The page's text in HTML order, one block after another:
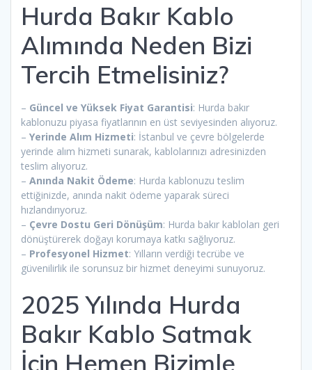
Hurda Bakır Kablo
Alımında Neden Bizi
Tercih Etmelisiniz?
– Güncel ve Yüksek Fiyat Garantisi: Hurda bakır
kablonuzu piyasa fiyatlarının en üst seviyesinden alıyoruz.
– Yerinde Alım Hizmeti: İstanbul ve çevre bölgelerde
yerinde alım hizmeti sunarak, kablolarınızı adresinizden
teslim alıyoruz.
– Anında Nakit Ödeme: Hurda kablonuzu teslim
ettiğinizde, anında nakit ödeme yaparak süreci
hızlandırıyoruz.
– Çevre Dostu Geri Dönüşüm: Hurda bakır kabloları geri
dönüştürerek doğayı korumaya katkı sağlıyoruz.
– Profesyonel Hizmet: Yılların verdiği tecrübe ve
güvenilirlik ile sorunsuz bir hizmet deneyimi sunuyoruz.
2025 Yılında Hurda
Bakır Kablo Satmak
İçin Hemen Bizimle